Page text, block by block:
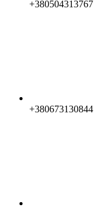
+380504313767
+380673130844